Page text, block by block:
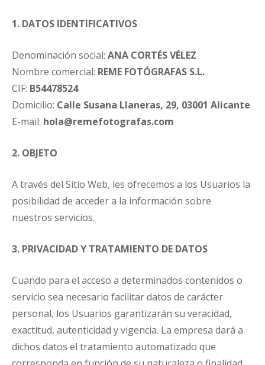
1. DATOS IDENTIFICATIVOS
Denominación social: ANA CORTÉS VÉLEZ
Nombre comercial: REME FOTÓGRAFAS S.L.
CIF: B54478524
Domicilio: Calle Susana Llaneras, 29, 03001 Alicante
E-mail: hola@remefotografas.com
2. OBJETO
A través del Sitio Web, les ofrecemos a los Usuarios la
posibilidad de acceder a la información sobre
nuestros servicios.
3. PRIVACIDAD Y TRATAMIENTO DE DATOS
Cuando para el acceso a determinados contenidos o
servicio sea necesario facilitar datos de carácter
personal, los Usuarios garantizarán su veracidad,
exactitud, autenticidad y vigencia. La empresa dará a
dichos datos el tratamiento automatizado que